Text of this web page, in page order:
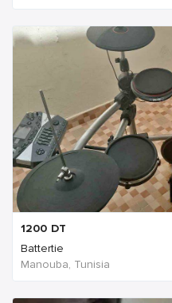
1200 DT
Battertie
Manouba, Tunisia